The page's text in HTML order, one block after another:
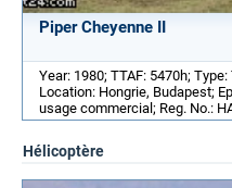
Piper Cheyenne II
Year: 1980; TTAF: 5470h;
Location: Hongrie, Budapest;
usage commercial; Reg. No.:
Hélicoptère